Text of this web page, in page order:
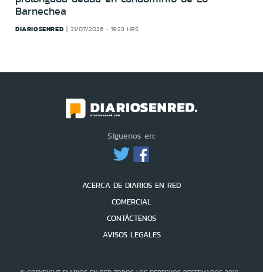
Barnechea
DIARIOSENRED 31/07/2026 - 19:23 HRS
Síguenos en:
ACERCA DE DIARIOS EN RED
COMERCIAL
CONTÁCTENOS
AVISOS LEGALES